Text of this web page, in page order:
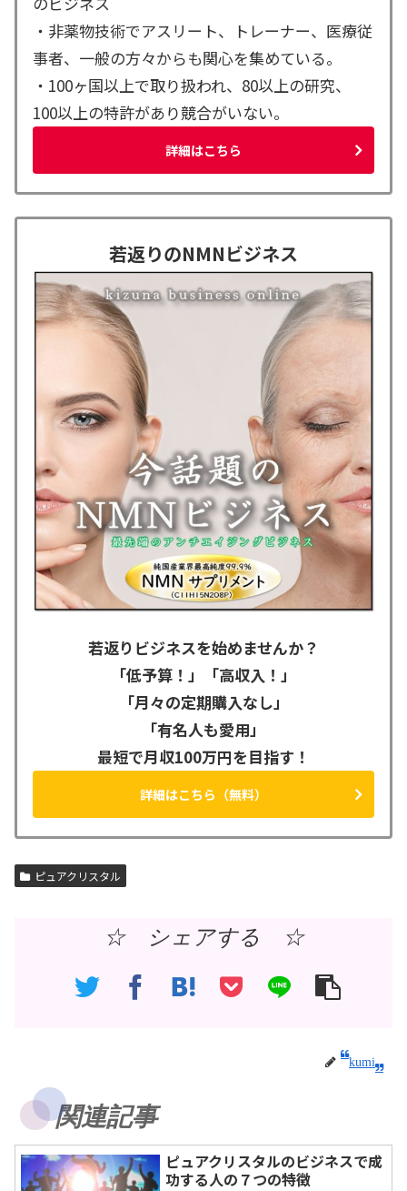
・非薬物技術でアスリート、トレーナー、医療従
事者、一般の方々からも関心を集めている。
・100ヶ国以上で取り扱われ、80以上の研究、
100以上の特許があり競合がいない。
詳細はこちら
若返りのNMNビジネス
若返りビジネスを始めませんか？
「低予算！」「高収入！」
「月々の定期購入なし」
「有名人も愛用」
最短で月収100万円を目指す！
詳細はこちら（無料）
ピュアクリスタル
☆ シェアする ☆
kumi
関連記事
ピュアクリスタルのビジネスで成
功する人の７つの特徴